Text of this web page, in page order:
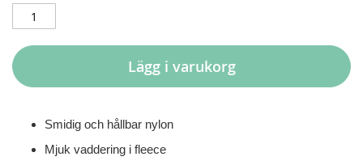
Lägg i varukorg
Smidig och hållbar nylon
Mjuk vaddering i fleece